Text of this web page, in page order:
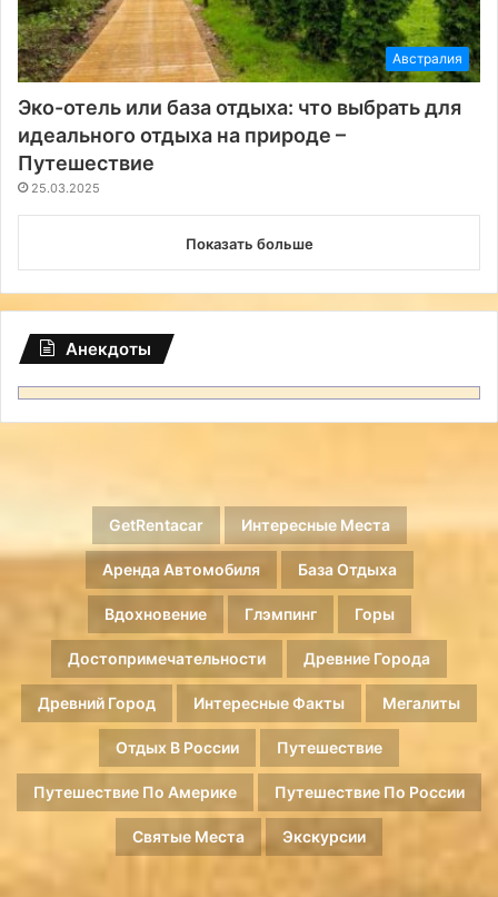
Австралия
Эко-отель или база отдыха: что выбрать для
идеального отдыха на природе –
Путешествие
25.03.2025
Показать больше
Анекдоты
GetRentacar Интересные Места
Аренда Автомобиля База Отдыха
Вдохновение Глэмпинг Горы
Достопримечательности Древние Города
Древний Город Интересные Факты Мегалиты
Отдых В России Путешествие
Путешествие По Америке Путешествие По России
Святые Места Экскурсии